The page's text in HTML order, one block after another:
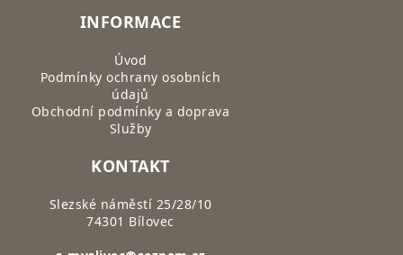
INFORMACE
Úvod
Podmínky ochrany osobních
údajů
Obchodní podmínky a doprava
Služby
KONTAKT
Slezské náměstí 25/28/10
74301 Bílovec